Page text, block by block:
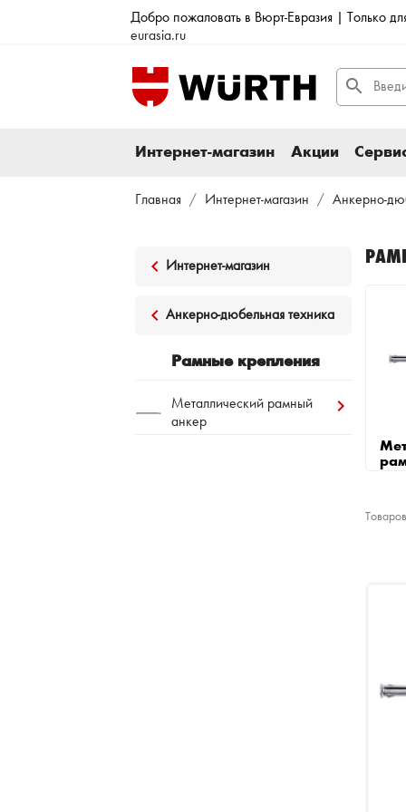
Добро пожаловать в Вюрт-Евразия | Только
eurasia.ru
search
Интернет-магазин Акции
Главная Интернет-магазин Анкерно-
keyboard_arrow_left Интернет-магазин
keyboard_arrow_leftАнкерно-дюбельная техника
Рамные крепления
Металлический рамный
анкер
keyboard_arrow_right